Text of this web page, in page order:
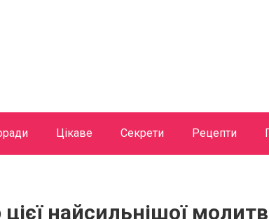
Цікаве Секрети Рецепти
найсильнішої